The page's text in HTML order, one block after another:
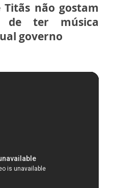
não gostam
de ter música
governo